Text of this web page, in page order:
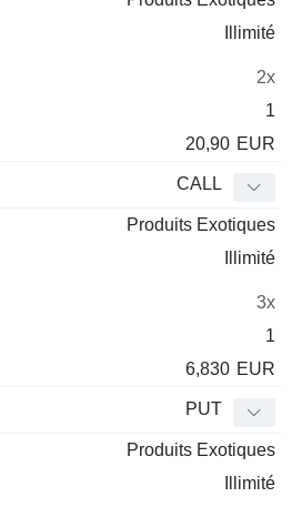
Illimité
2x
1
20,90 EUR
CALL
Produits Exotiques
Illimité
3x
1
6,830 EUR
PUT
Produits Exotiques
Illimité